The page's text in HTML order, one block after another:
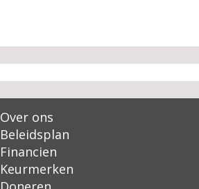
Over ons
Beleidsplan
Financien
Keurmerken